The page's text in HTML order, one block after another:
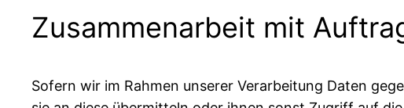
Zusammenarbeit mit
Sofern wir im Rahmen unserer Verarbeitung Daten